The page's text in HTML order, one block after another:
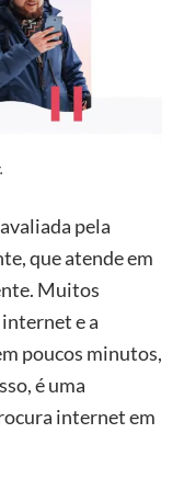
pela
que atende em
Muitos
e a
poucos minutos,
é uma
internet em